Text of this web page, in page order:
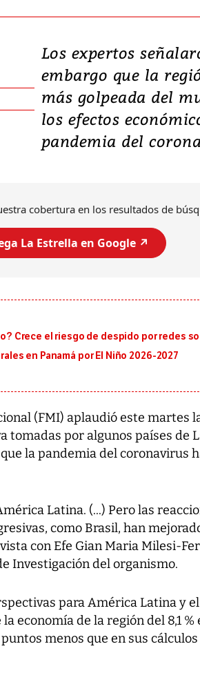
Los expertos
embargo que la
más golpeada del
los efectos
pandemia del
cobertura en los resultados de
La Estrella en Google ↗️
Crece el riesgo de despido por redes
en Panamá por El Niño 2026-2027
(FMI) aplaudió este martes
tomadas por algunos países de
la pandemia del coronavirus
Latina. (...) Pero las
como Brasil, han
con Efe Gian Maria Milesi-
Investigación del organismo.
para América Latina y
economía de la región del 8,1 %
menos que en sus
Video: Lula
candidatura
promesas
en defensa,
tierras raras
Entre recuerdos y
da Silva, oficializó
candidatura...